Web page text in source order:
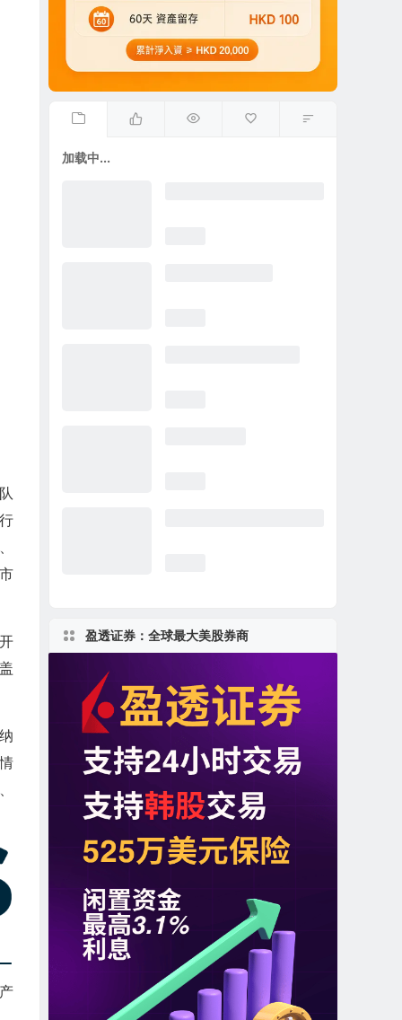
加载中...
盈透证券：全球最大美股券商